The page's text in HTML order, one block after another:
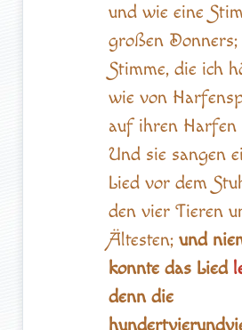
und wie eine
großen Donners;
Stimme, die ich
wie von
auf ihren Harfen
Und sie sangen
Lied vor dem
den vier Tieren
Ältesten; und
konnte das Lied
denn die